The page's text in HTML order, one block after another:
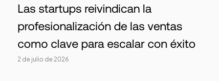
Las startups reivindican la
profesionalización de las ventas
como clave para escalar con éxito
2 de julio de 2026